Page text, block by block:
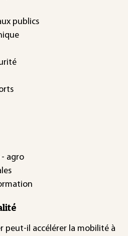
publics
- agro
peut-il accélérer la mobilité à